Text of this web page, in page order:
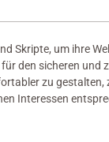
Skripte, um ihre
den sicheren und
zu gestalten,
Interessen